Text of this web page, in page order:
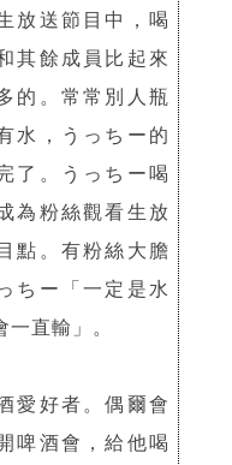
送節目中，喝
其餘成員比起來
的。常常別人瓶
水，うっちー的
了。うっちー喝
為粉絲觀看生放
點。有粉絲大膽
ちー「一定是水
一直輸」。
好者。偶爾會
啤酒會，給他喝